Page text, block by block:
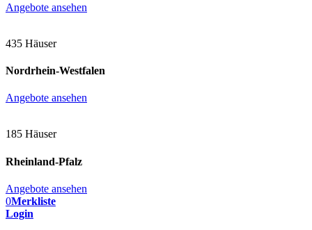
Angebote ansehen
435 Häuser
Nordrhein-Westfalen
Angebote ansehen
185 Häuser
Rheinland-Pfalz
Angebote ansehen
0Merkliste
Login